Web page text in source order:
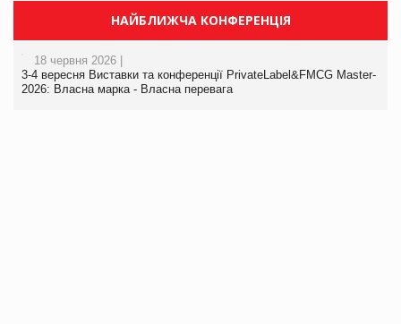
НАЙБЛИЖЧА КОНФЕРЕНЦІЯ
18 червня 2026 |
3-4 вересня Виставки та конференції PrivateLabel&FMCG Master-
2026: Власна марка - Власна перевага